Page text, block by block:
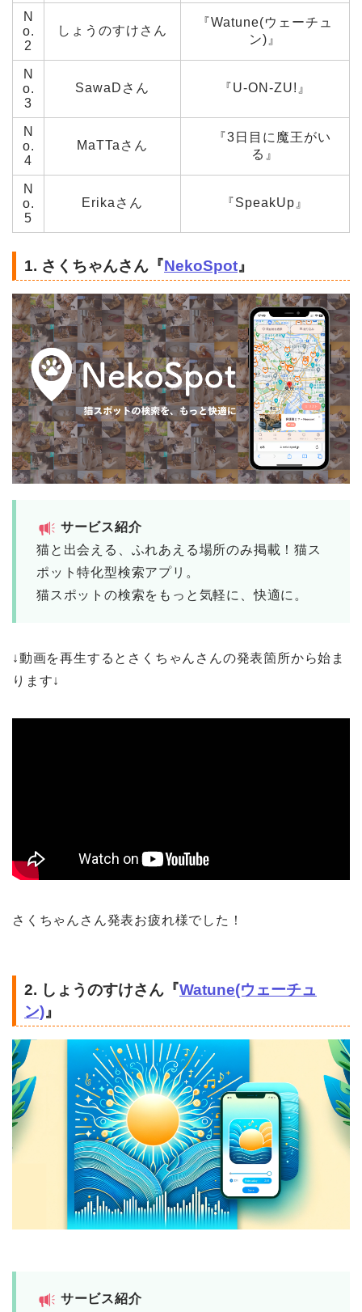
N
o.
2
しょうのすけさん
『Watune(ウェーチュ
ン)』
N
o.
3
SawaDさん 『U-ON-ZU!』
N
o.
4
MaTTaさん
『3日目に魔王がい
る』
N
o.
5
Erikaさん 『SpeakUp』
1. さくちゃんさん『NekoSpot』
サービス紹介
猫と出会える、ふれあえる場所のみ掲載！猫ス
ポット特化型検索アプリ。
猫スポットの検索をもっと気軽に、快適に。
↓動画を再生するとさくちゃんさんの発表箇所から始ま
ります↓
さくちゃんさん発表お疲れ様でした！
2. しょうのすけさん『Watune(ウェーチュ
ン)』
サービス紹介